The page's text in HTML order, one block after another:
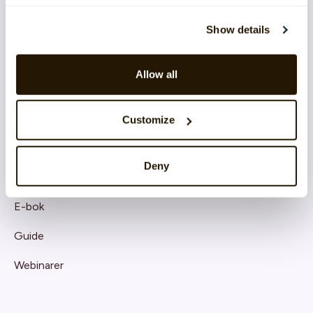
Show details
Allow all
Customize
Deny
CATALYSTONE FÖR
HR-chef
RESOURCES
E-bok
Guide
Webinarer